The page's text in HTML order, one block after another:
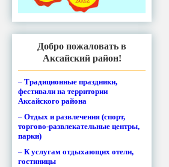
Добро пожаловать в
Аксайский район!
– Традиционные праздники,
фестивали на территории
Аксайского района
– Отдых и развлечения (спорт,
торгово-развлекательные центры,
парки)
– К услугам отдыхающих отели,
гостиницы